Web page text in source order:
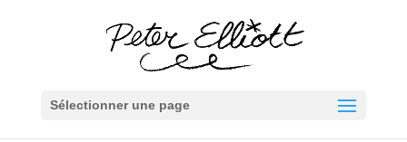
Sélectionner une page